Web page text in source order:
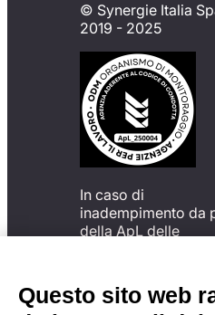
© Synergie Italia
2019 - 2025
In caso di
inadempimento da
della ApL delle
del Codice di
possibile presentare
reclamo
Questo sito web